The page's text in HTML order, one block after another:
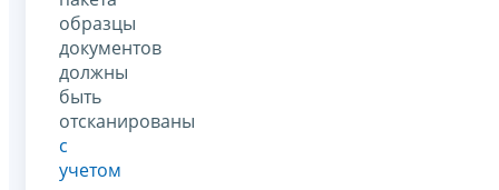
образцы
документов
должны
быть
отсканированы
с
учетом